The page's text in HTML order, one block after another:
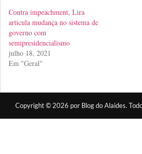
Contra impeachment, Lira
articula mudança no sistema de
governo com
semipresidencialismo
julho 18, 2021
Em "Geral"
Copyright © 2026 por Blog do Alaides.